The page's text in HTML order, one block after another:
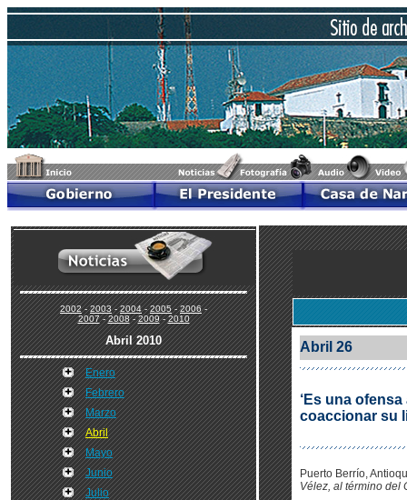
2002-2003-2004-2005-2006-
2007-2008-2009-2010
Abril 2010
Enero
Febrero
Marzo
Abril
Mayo
Junio
Julio
Abril 26
‘Es una
coaccionar su
Puerto Berrío,
Vélez, al término del